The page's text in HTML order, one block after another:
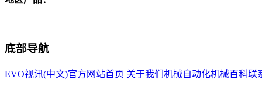
底部导航
EVO视讯(中文)官方网站首页 关于我们 机械自动化机械百科联